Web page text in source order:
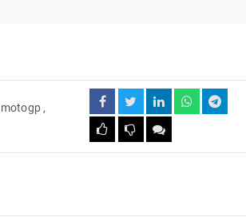
motogp,